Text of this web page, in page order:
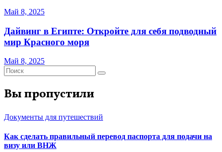
Май 8, 2025
Дайвинг в Египте: Откройте для себя подводный
мир Красного моря
Май 8, 2025
Вы пропустили
Документы для путешествий
Как сделать правильный перевод паспорта для подачи на
визу или ВНЖ